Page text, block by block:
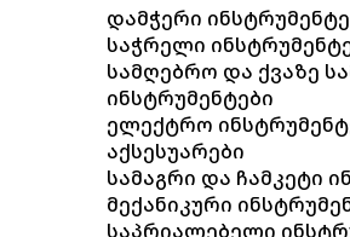
დამჭერი
საჭრელი
სამღებრო და ქვაზე
ინსტრუმენტები
ელექტრო
აქსესუარები
სამაგრი და ჩამკეტი
მექანიკური
საპრიალებელი